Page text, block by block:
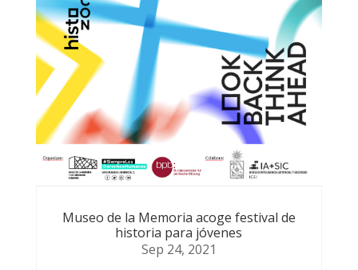
Museo de la Memoria acoge festival de
historia para jóvenes
Sep 24, 2021